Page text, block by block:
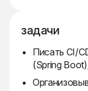
задачи
Писать CI/
(Spring